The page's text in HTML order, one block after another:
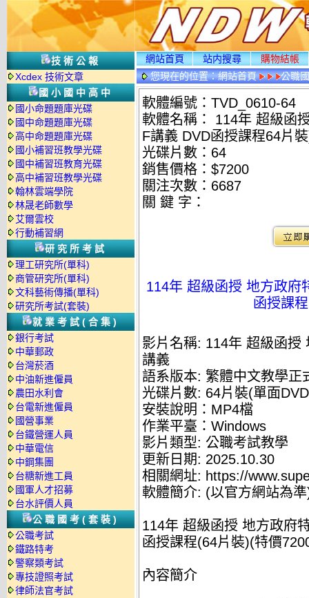
技術公報
Xcdex 技術文章
國小國中高中
國小命題題庫光碟
國中命題題庫光碟
高中命題題庫光碟
國小補習班教學光碟
國中補習班教育光碟
高中補習班教學光碟
翰林雲端學院
林晟老師數學
艾爾雲校
行動補習網
研究所考試
理工研究所(單科)
商管研究所(單科)
文科藝術傳播(單科)
研究所考試(套裝)
就業考試(合集)
銀行考試
中華郵政
台灣菸酒
中油新進僱員
農田水利會
台電新進僱員
國營事業
台鐵營運人員
中華電信
中鋼集團
台糖新進工員
國軍人才招募
台水評價人員
公職國考(套裝)
公職考試
鐵路特考
警察類考試
專技證照考試
律師法官考試
網站首頁 站内搜尋
購物結帳
您現在的位置：網站首頁 公職
軟體編號：TVD_0610-64
軟體名稱： 114年 超級函
F講義 DVD函授課程64片
光碟片數：64
銷售價格：$7200
關注次數： 6687
關 鍵 字：
114年 超級函授 地方政府
函授課
影片名稱: 114年 超級函授
講義
語系版本: 繁體中文教學正
光碟片數: 64片裝(單面
安裝說明：MP4檔
作業平臺：Windows
影片類型: 公職考試教學
更新日期: 2025.10.30
相關網址: https://
軟體簡介: (以官方網站為
114年 超級函授 地方政府
函授課程(64片裝)(特價
內容簡介